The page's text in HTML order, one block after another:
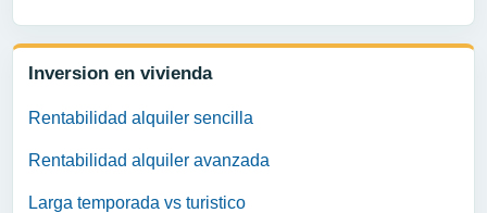
Inversion en vivienda
Rentabilidad alquiler sencilla
Rentabilidad alquiler avanzada
Larga temporada vs turistico